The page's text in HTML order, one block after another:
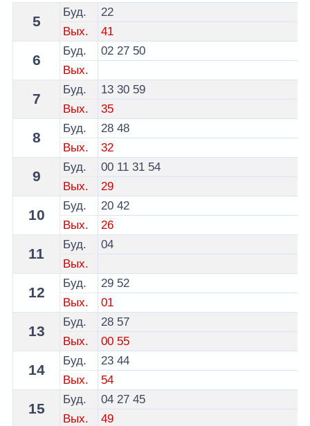
Расписание 17 автобуса Гродно - остановка
5
Буд.
22
Вых.
41
6
Буд. 02 27 50
Вых.
7
Буд. 13 30 59
Вых.
35
8
Буд. 28 48
Вых.
32
9
Буд. 00 11 31 54
Вых.
29
10
Буд. 20 42
Вых.
26
11
Буд.
04
Вых.
12
Буд. 29 52
Вых.
01
13
Буд. 28 57
Вых.
00 55
14
Буд. 23 44
Вых.
54
15
Буд. 04 27 45
Вых.
49